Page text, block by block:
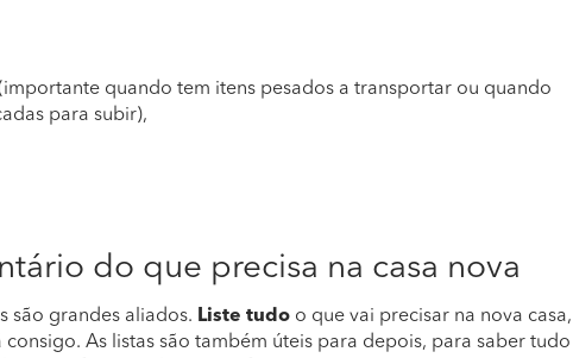
quando tem itens pesados a transportar ou quando
para subir),
do que precisa na casa nova
são grandes aliados. Liste tudo o que vai precisar na nova casa,
As listas são também úteis para depois, para saber tudo